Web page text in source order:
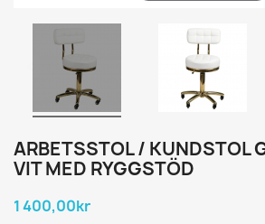
ARBETSSTOL / KUNDSTOL
VIT MED RYGGSTÖD
1 400,00kr